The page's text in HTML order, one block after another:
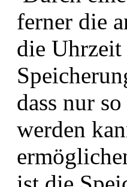
ferner die
die Uhrzeit
dass nur
werden